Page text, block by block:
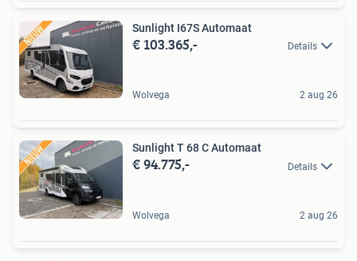
Sunlight I67S Automaat
€ 103.365,- Details
Wolvega 2 aug 26
Sunlight T 68 C Automaat
€ 94.775,- Details
Wolvega 2 aug 26